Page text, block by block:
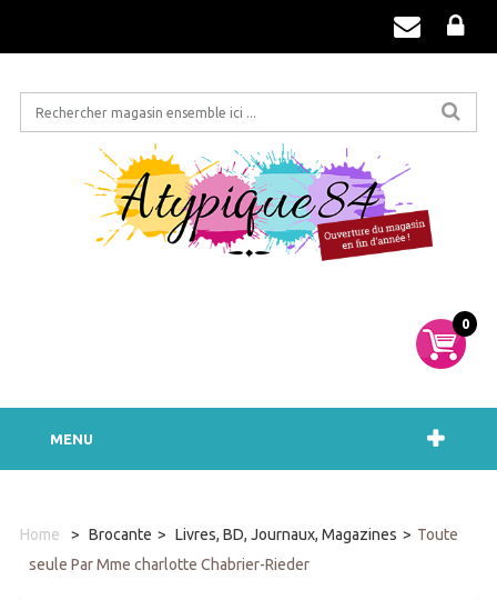
0
MENU
Home > Brocante > Livres, BD, Journaux, Magazines > Toute
seule Par Mme charlotte Chabrier-Rieder